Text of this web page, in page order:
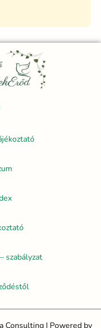
szabályzat
Consulting | Powered by